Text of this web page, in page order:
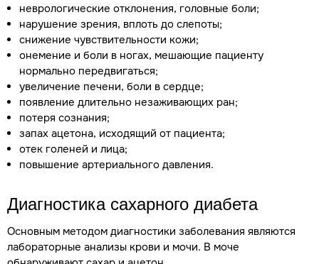
неврологические отклонения, головные боли;
нарушение зрения, вплоть до слепоты;
снижение чувствительности кожи;
онемение и боли в ногах, мешающие пациенту
нормально передвигаться;
увеличение печени, боли в сердце;
появление длительно незаживающих ран;
потеря сознания;
запах ацетона, исходящий от пациента;
отек голеней и лица;
повышение артериального давления.
Диагностика сахарного диабета
Основным методом диагностики заболевания являются
лабораторные анализы крови и мочи. В моче